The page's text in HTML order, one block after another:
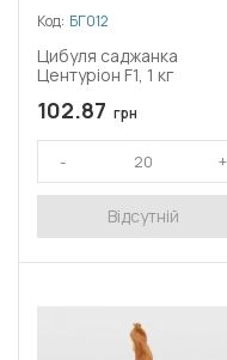
Код: БГ012
Цибуля саджанка
Центуріон F1, 1 кг
102.87 грн
Відсутній